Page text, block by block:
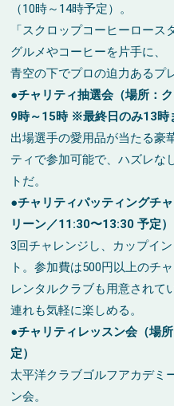
（10時～14時予定）。
「スクロップコーヒーロー
グルメやコーヒーを片手に、
青空の下でプロの迫力あるプ
●チャリティ抽選会（場所：
9時～15時 ※最終日のみ13時
出場選手の愛用品が当たる豪
ティで参加可能で、ハズレな
トだ。
●チャリティパッティングチ
リーン／11:30〜13:30 予定）
3回チャレンジし、カップイ
ト。参加費は500円以上のチャ
レンタルクラブも用意されて
連れも気軽に楽しめる。
●チャリティレッスン会（場
定）
太平洋クラブゴルフアカデミ
ン会。